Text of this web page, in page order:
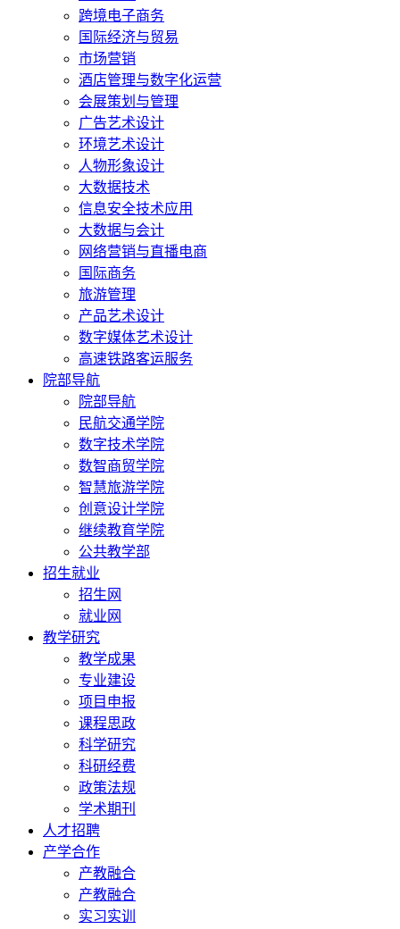
跨境电子商务
国际经济与贸易
市场营销
酒店管理与数字化运营
会展策划与管理
广告艺术设计
环境艺术设计
人物形象设计
大数据技术
信息安全技术应用
大数据与会计
网络营销与直播电商
国际商务
旅游管理
产品艺术设计
数字媒体艺术设计
高速铁路客运服务
院部导航
院部导航
民航交通学院
数字技术学院
数智商贸学院
智慧旅游学院
创意设计学院
继续教育学院
公共教学部
招生就业
招生网
就业网
教学研究
教学成果
专业建设
项目申报
课程思政
科学研究
科研经费
政策法规
学术期刊
人才招聘
产学合作
产教融合
产教融合
实习实训